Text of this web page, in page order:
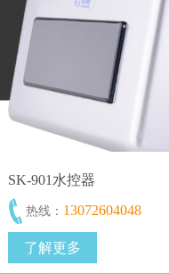
SK-901水控器
热线： 13072604048
了解更多